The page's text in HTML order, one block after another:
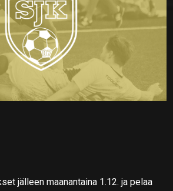
jälleen maanantaina 1.12. ja pelaa